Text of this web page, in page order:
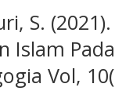
S.
Islam
Vol,